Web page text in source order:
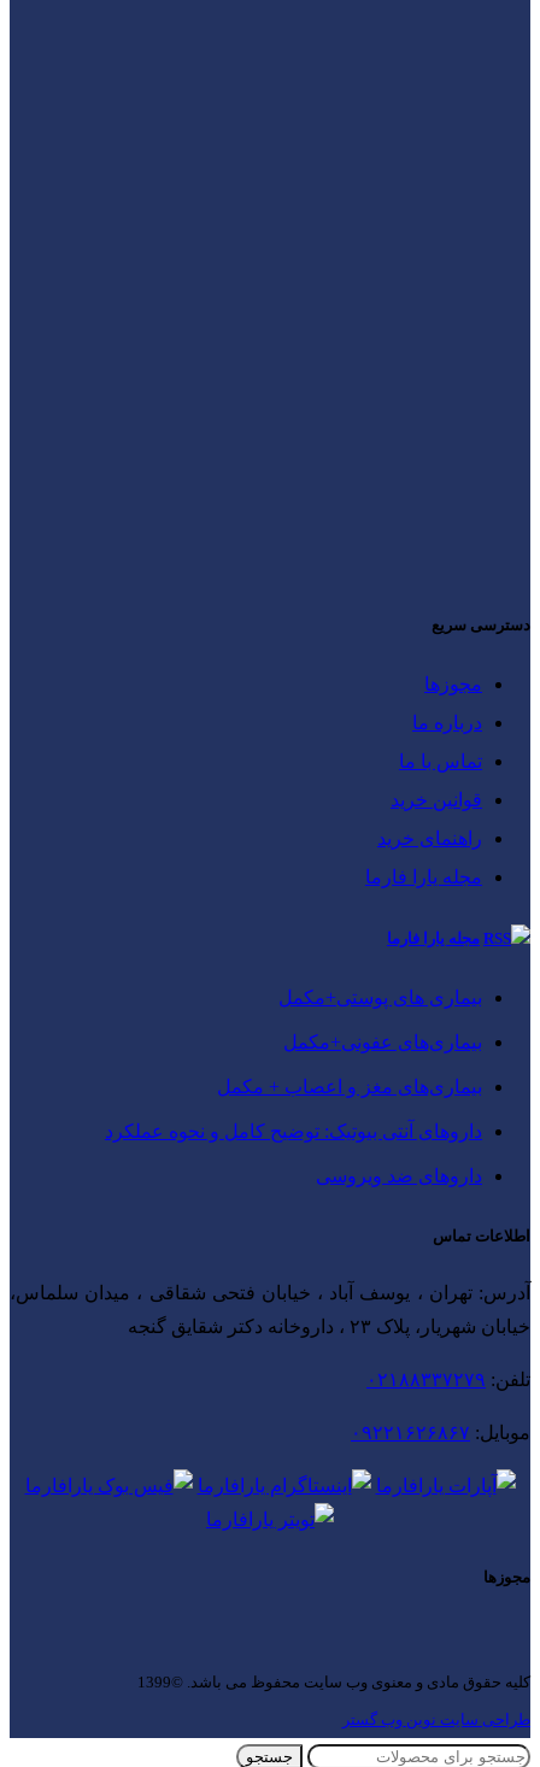
دسترسی سریع
مجوزها
درباره ما
تماس با ما
قوانین خرید
راهنمای خرید
مجله یارا فارما
مجله یارا فارما
بیماری‌ های پوستی+مکمل
بیماری‌های عفونی+مکمل
بیماری‌های مغز و اعصاب + مکمل
داروهای آنتی‌ بیوتیک: توضیح کامل و نحوه عملکرد
داروهای ضد ویروسی
اطلاعات تماس
آدرس: تهران ، یوسف آباد ، خیابان فتحی شقاقی ، میدان سلماس،
خیابان شهریار، پلاک ۲۳ ، داروخانه دکتر شقایق گنجه
تلفن: ۰۲۱۸۸۳۳۷۲۷۹
موبایل: ۰۹۲۲۱۶۲۶۸۶۷
مجوزها
کلیه حقوق مادی و معنوی وب سایت محفوظ می باشد. ©1399
طراحی سایت نوین وب گستر
جستجو